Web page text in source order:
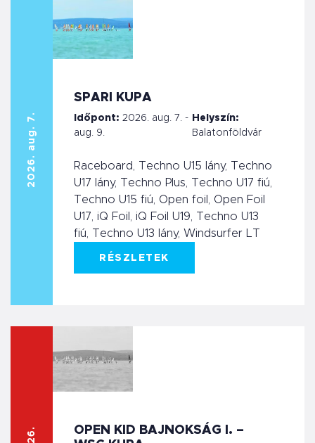
2026. aug. 7.
SPARI KUPA
Időpont: 2026. aug. 7. -
aug. 9.
Helyszín:
Balatonföldvár
Raceboard, Techno U15 lány, Techno
U17 lány, Techno Plus, Techno U17 fiú,
Techno U15 fiú, Open foil, Open Foil
U17, iQ Foil, iQ Foil U19, Techno U13
fiú, Techno U13 lány, Windsurfer LT
RÉSZLETEK
OPEN KID BAJNOKSÁG I. –